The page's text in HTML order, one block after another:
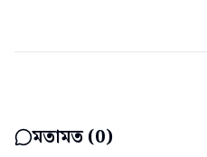
মতামত (0)